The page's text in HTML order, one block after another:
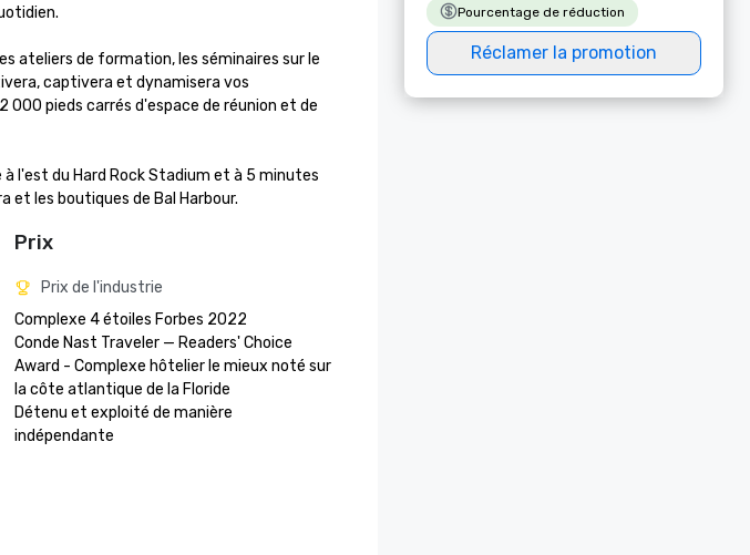
ateliers de formation, les séminaires sur le
captivera et dynamisera vos
pieds carrés d'espace de réunion et de
l'est du Hard Rock Stadium et à 5 minutes
les boutiques de Bal Harbour.
Prix
Prix de l'industrie
Complexe 4 étoiles Forbes 2022
Conde Nast Traveler — Readers' Choice
Award - Complexe hôtelier le mieux noté sur
la côte atlantique de la Floride
Détenu et exploité de manière
indépendante
Pourcentage de réduction
Réclamer la promotion